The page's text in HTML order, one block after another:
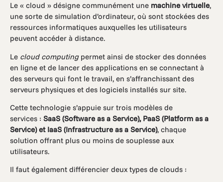
Le « cloud » désigne communément une machine virtuelle,
une sorte de simulation d’ordinateur, où sont stockées des
ressources informatiques auxquelles les utilisateurs
peuvent accéder à distance.
Le cloud computingpermet ainsi de stocker des données
en ligne et de lancer des applications en se connectant à
des serveurs qui font le travail, en s’affranchissant des
serveurs physiques et des logiciels installés sur site.
Cette technologie s’appuie sur trois modèles de
services : SaaS (Software as a Service), PaaS (Platform as a
Service) et IaaS (Infrastructure as a Service), chaque
solution offrant plus ou moins de souplesse aux
utilisateurs.
Il faut également différencier deux types de clouds :